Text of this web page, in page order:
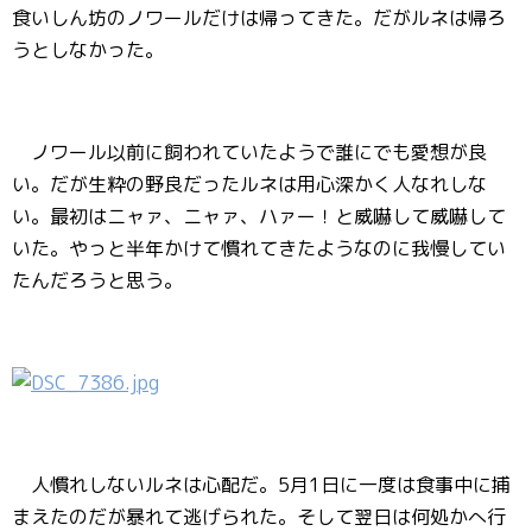
食いしん坊のノワールだけは帰ってきた。だがルネは帰ろ
うとしなかった。
ノワール以前に飼われていたようで誰にでも愛想が良
い。だが生粋の野良だったルネは用心深かく人なれしな
い。最初はニャァ、ニャァ、ハァー！と威嚇して威嚇して
いた。やっと半年かけて慣れてきたようなのに我慢してい
たんだろうと思う。
人慣れしないルネは心配だ。5月1日に一度は食事中に捕
まえたのだが暴れて逃げられた。そして翌日は何処かへ行